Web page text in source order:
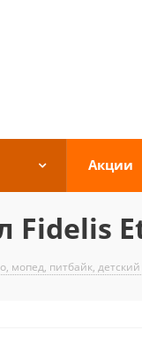
Акции
Et
мопед, питбайк,